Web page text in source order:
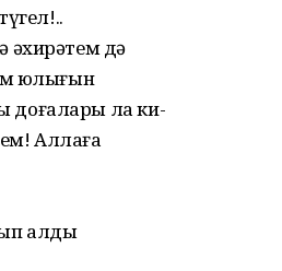
әхирәтем дә
юҡлығын
доғалары ла ки-
Аллаға
алды